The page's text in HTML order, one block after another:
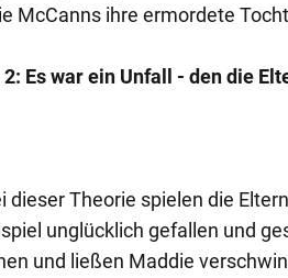
McCanns ihre ermordete
Es war ein Unfall - den die
dieser Theorie spielen die
unglücklich gefallen und
und ließen Maddie